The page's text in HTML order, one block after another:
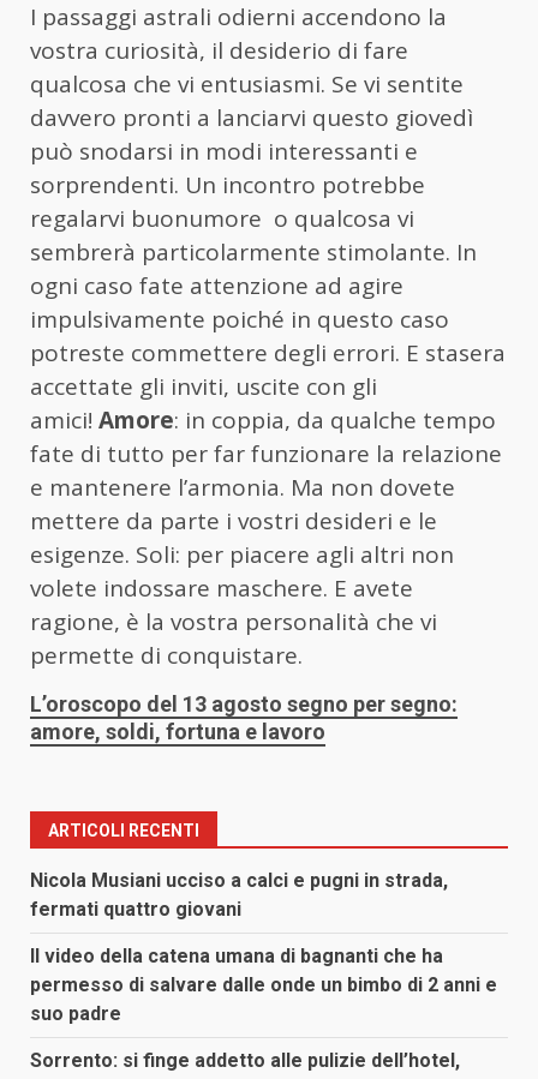
I passaggi astrali odierni accendono la
vostra curiosità, il desiderio di fare
qualcosa che vi entusiasmi. Se vi sentite
davvero pronti a lanciarvi questo giovedì
può snodarsi in modi interessanti e
sorprendenti. Un incontro potrebbe
regalarvi buonumore o qualcosa vi
sembrerà particolarmente stimolante. In
ogni caso fate attenzione ad agire
impulsivamente poiché in questo caso
potreste commettere degli errori. E stasera
accettate gli inviti, uscite con gli
amici! Amore: in coppia, da qualche tempo
fate di tutto per far funzionare la relazione
e mantenere l’armonia. Ma non dovete
mettere da parte i vostri desideri e le
esigenze. Soli: per piacere agli altri non
volete indossare maschere. E avete
ragione, è la vostra personalità che vi
permette di conquistare.
L’oroscopo del 13 agosto segno per segno:
amore, soldi, fortuna e lavoro
ARTICOLI RECENTI
Nicola Musiani ucciso a calci e pugni in strada,
fermati quattro giovani
Il video della catena umana di bagnanti che ha
permesso di salvare dalle onde un bimbo di 2 anni e
suo padre
Sorrento: si finge addetto alle pulizie dell’hotel,